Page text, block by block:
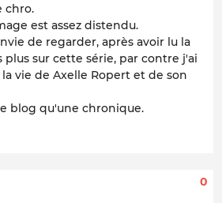
chro.
est assez distendu.
de regarder, après avoir lu la
plus sur cette série, par contre j'ai
vie de Axelle Ropert et de son
blog qu'une chronique.
0